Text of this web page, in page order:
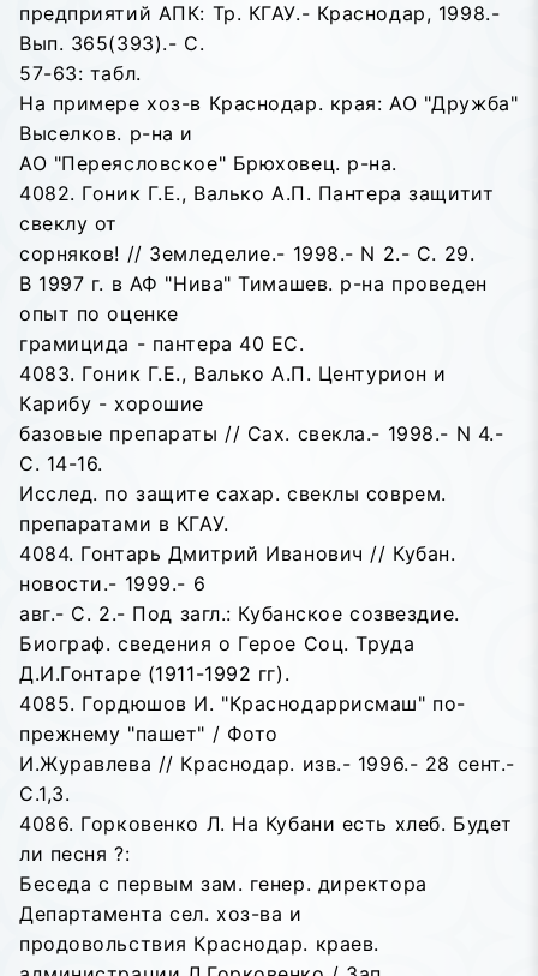
предприятий АПК: Тр. КГАУ.- Краснодар, 1998.-
Вып. 365(393).- С.
57-63: табл.
На примере хоз-в Краснодар. края: АО "Дружба"
Выселков. р-на и
АО "Переясловское" Брюховец. р-на.
4082. Гоник Г.Е., Валько А.П. Пантера защитит
свеклу от
сорняков! // Земледелие.- 1998.- N 2.- С. 29.
В 1997 г. в АФ "Нива" Тимашев. р-на проведен
опыт по оценке
грамицида - пантера 40 ЕС.
4083. Гоник Г.Е., Валько А.П. Центурион и
Карибу - хорошие
базовые препараты // Сах. свекла.- 1998.- N 4.-
С. 14-16.
Исслед. по защите сахар. свеклы соврем.
препаратами в КГАУ.
4084. Гонтарь Дмитрий Иванович // Кубан.
новости.- 1999.- 6
авг.- С. 2.- Под загл.: Кубанское созвездие.
Биограф. сведения о Герое Соц. Труда
Д.И.Гонтаре (1911-1992 гг).
4085. Гордюшов И. "Краснодаррисмаш" по-
прежнему "пашет" / Фото
И.Журавлева // Краснодар. изв.- 1996.- 28 сент.-
С.1,3.
4086. Горковенко Л. На Кубани есть хлеб. Будет
ли песня ?:
Беседа с первым зам. генер. директора
Департамента сел. хоз-ва и
продовольствия Краснодар. краев.